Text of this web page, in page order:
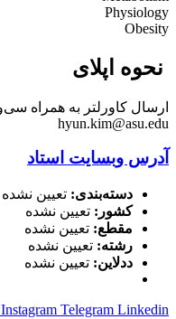
Physiology
Obesity
نحوه اپلای
hyun.kim@asu.edu
آدرس وبسایت استاد
دسته‌بندی: تعیین نشده
کشور: تعیین نشده
مقطع: تعیین نشده
رشته: تعیین نشده
ددلاین: تعیین نشده
Instagram Telegram Linkedin